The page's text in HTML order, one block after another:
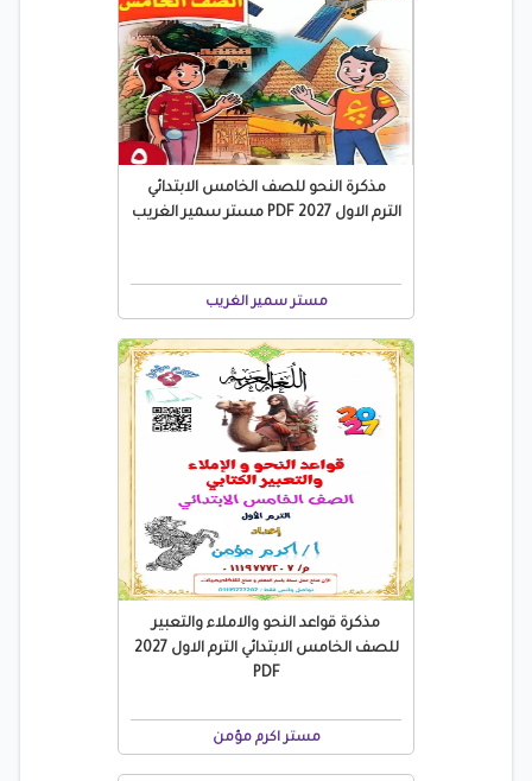
مذكرة النحو للصف الخامس الابتدائي
الترم الاول 2027 PDF مستر سمير الغريب
مستر سمير الغريب
مذكرة قواعد النحو والاملاء والتعبير
للصف الخامس الابتدائي الترم الاول 2027
PDF
مستر اكرم مؤمن